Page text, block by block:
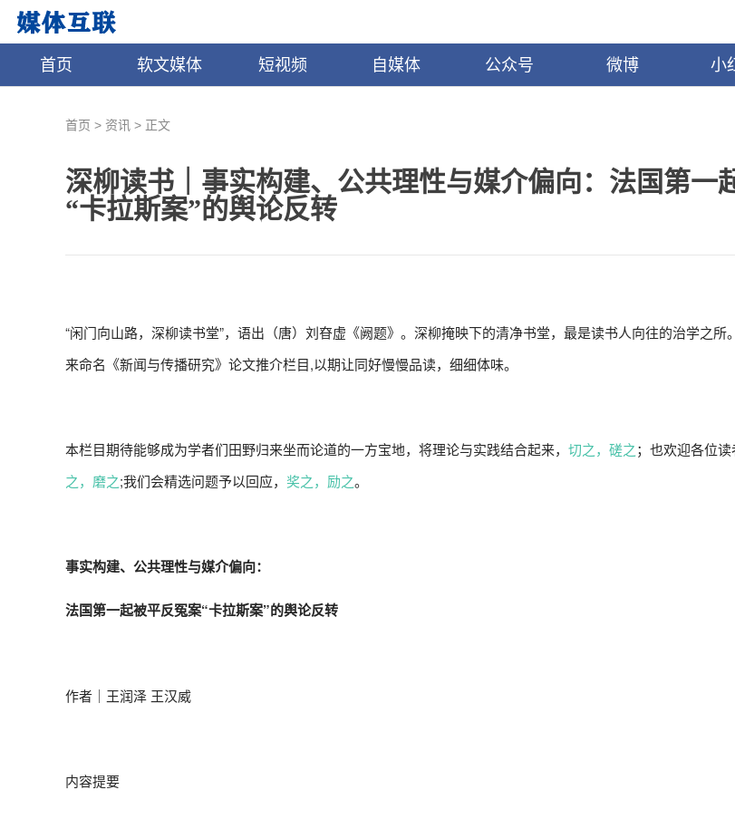
首页 软文媒体 短视频 自媒体 公众号 微博 小
首页 > 资讯 > 正文
深柳读书｜事实构建、公共理性与媒介偏向：法国第一
“卡拉斯案”的舆论反转
“闲门向山路，深柳读书堂”，语出（唐）刘昚虚《阙题》。深柳掩映下的清净书堂，最是读书人向往的治学之所
来命名《新闻与传播研究》论文推介栏目,以期让同好慢慢品读，细细体味。
本栏目期待能够成为学者们田野归来坐而论道的一方宝地，将理论与实践结合起来， 切之，磋之；也欢迎各位读
之，磨之;我们会精选问题予以回应， 奖之，励之。
事实构建、公共理性与媒介偏向：
法国第一起被平反冤案“卡拉斯案”的舆论反转
作者｜王润泽 王汉威
内容提要